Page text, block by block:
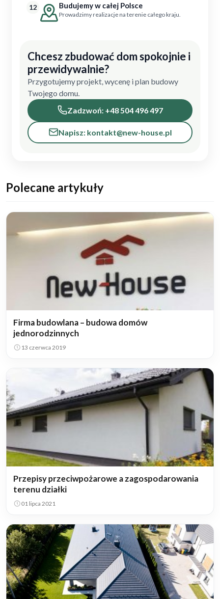
12 Budujemy w całej Polsce
Prowadzimy realizacje na terenie całego kraju.
Chcesz zbudować dom spokojnie i
przewidywalnie?
Przygotujemy projekt, wycenę i plan budowy
Twojego domu.
Zadzwoń: +48 504 496 497
Napisz: kontakt@new-house.pl
Polecane artykuły
Firma budowlana – budowa domów
jednorodzinnych
13 czerwca 2019
Przepisy przeciwpożarowe a zagospodarowania
terenu działki
01 lipca 2021